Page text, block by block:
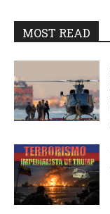
MOST READ